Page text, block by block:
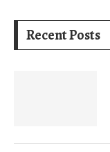
Recent Posts